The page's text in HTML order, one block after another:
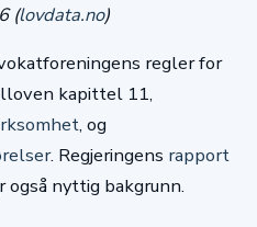
(lovdata.no)
regler for
kapittel 11,
, og
. Regjeringens rapport
også nyttig bakgrunn.